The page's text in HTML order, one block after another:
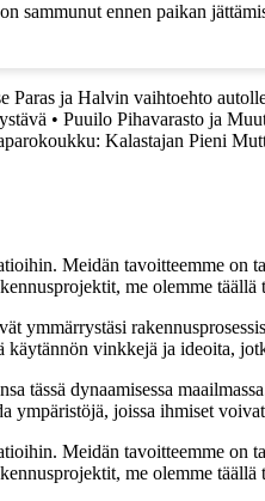
ennen paikan
Paras ja Halvin vaihtoehto
• Puuilo Pihavarasto ja
Kalastajan Pieni
Meidän tavoitteemme
me olemme täällä
vinkkejä ja ideoita,
dynaamisessa
ympäristöjä, joissa ihmiset
Meidän tavoitteemme
me olemme täällä